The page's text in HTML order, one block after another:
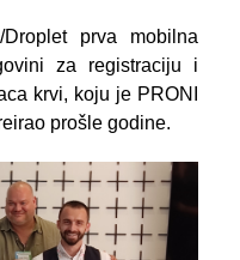
prva mobilna
za registraciju i
krvi, koju je PRONI
prošle godine.